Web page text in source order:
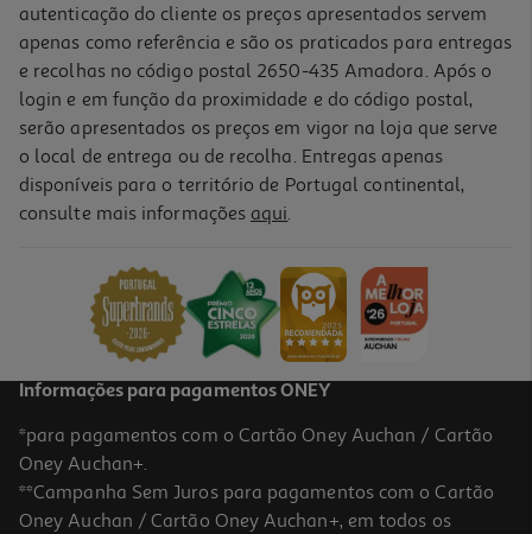
autenticação do cliente os preços apresentados servem
apenas como referência e são os praticados para entregas
e recolhas no código postal 2650-435 Amadora. Após o
login e em função da proximidade e do código postal,
serão apresentados os preços em vigor na loja que serve
o local de entrega ou de recolha. Entregas apenas
disponíveis para o território de Portugal continental,
consulte mais informações aqui.
Informações para pagamentos ONEY
*para pagamentos com o Cartão Oney Auchan / Cartão
Oney Auchan+.
**Campanha Sem Juros para pagamentos com o Cartão
Oney Auchan / Cartão Oney Auchan+, em todos os